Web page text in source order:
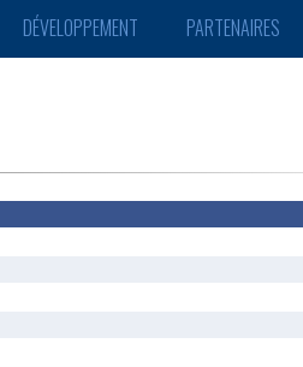
DÉVELOPPEMENT PARTENAIRES